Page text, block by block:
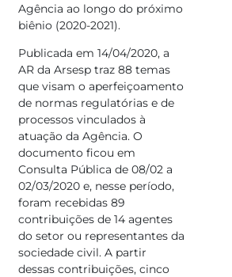
Agência ao longo do próximo
biênio (2020-2021).
Publicada em 14/04/2020, a
AR da Arsesp traz 88 temas
que visam o aperfeiçoamento
de normas regulatórias e de
processos vinculados à
atuação da Agência. O
documento ficou em
Consulta Pública de 08/02 a
02/03/2020 e, nesse período,
foram recebidas 89
contribuições de 14 agentes
do setor ou representantes da
sociedade civil. A partir
dessas contribuições, cinco